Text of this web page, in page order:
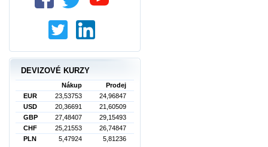
DEVIZOVÉ KURZY
Nákup
Prodej
EUR
23,53753
24,96847
USD
20,36691
21,60509
GBP
27,48407
29,15493
CHF
25,21553
26,74847
PLN
5,47924 5,81236